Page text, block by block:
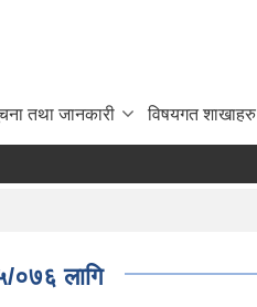
तथा जानकारी विषयगत शाखाहरु
०७६ लागि​